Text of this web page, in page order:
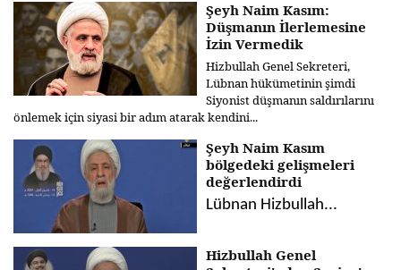
Şeyh Naim Kasım:
Düşmanın İlerlemesine
İzin Vermedik
Hizbullah Genel Sekreteri,
Lübnan hükümetinin şimdi
Siyonist düşmanın saldırılarını
önlemek için siyasi bir adım atarak kendini...
Şeyh Naim Kasım
bölgedeki gelişmeleri
değerlendirdi
Lübnan Hizbullah...
Hizbullah Genel